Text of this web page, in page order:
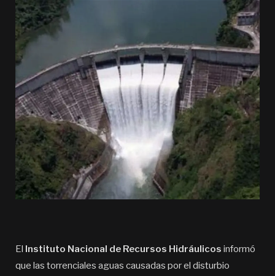
El Instituto Nacional de Recursos Hidráulicos informó
que las torrenciales aguas causadas por el disturbio